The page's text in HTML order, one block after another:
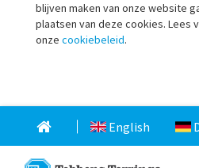
blijven maken van onze website
plaatsen van deze cookies. Lees
onze cookiebeleid.
English